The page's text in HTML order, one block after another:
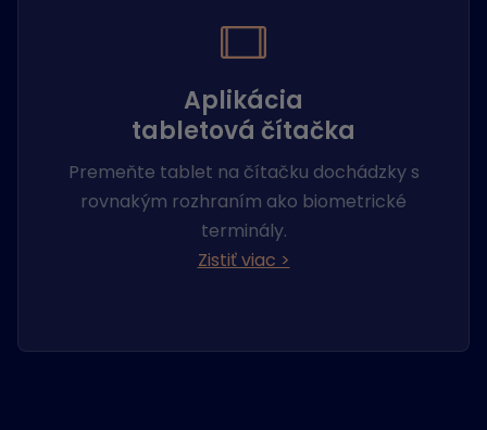
Aplikácia
tabletová čítačka
Premeňte tablet na čítačku dochádzky s
rovnakým rozhraním ako biometrické
terminály.
Zistiť viac >